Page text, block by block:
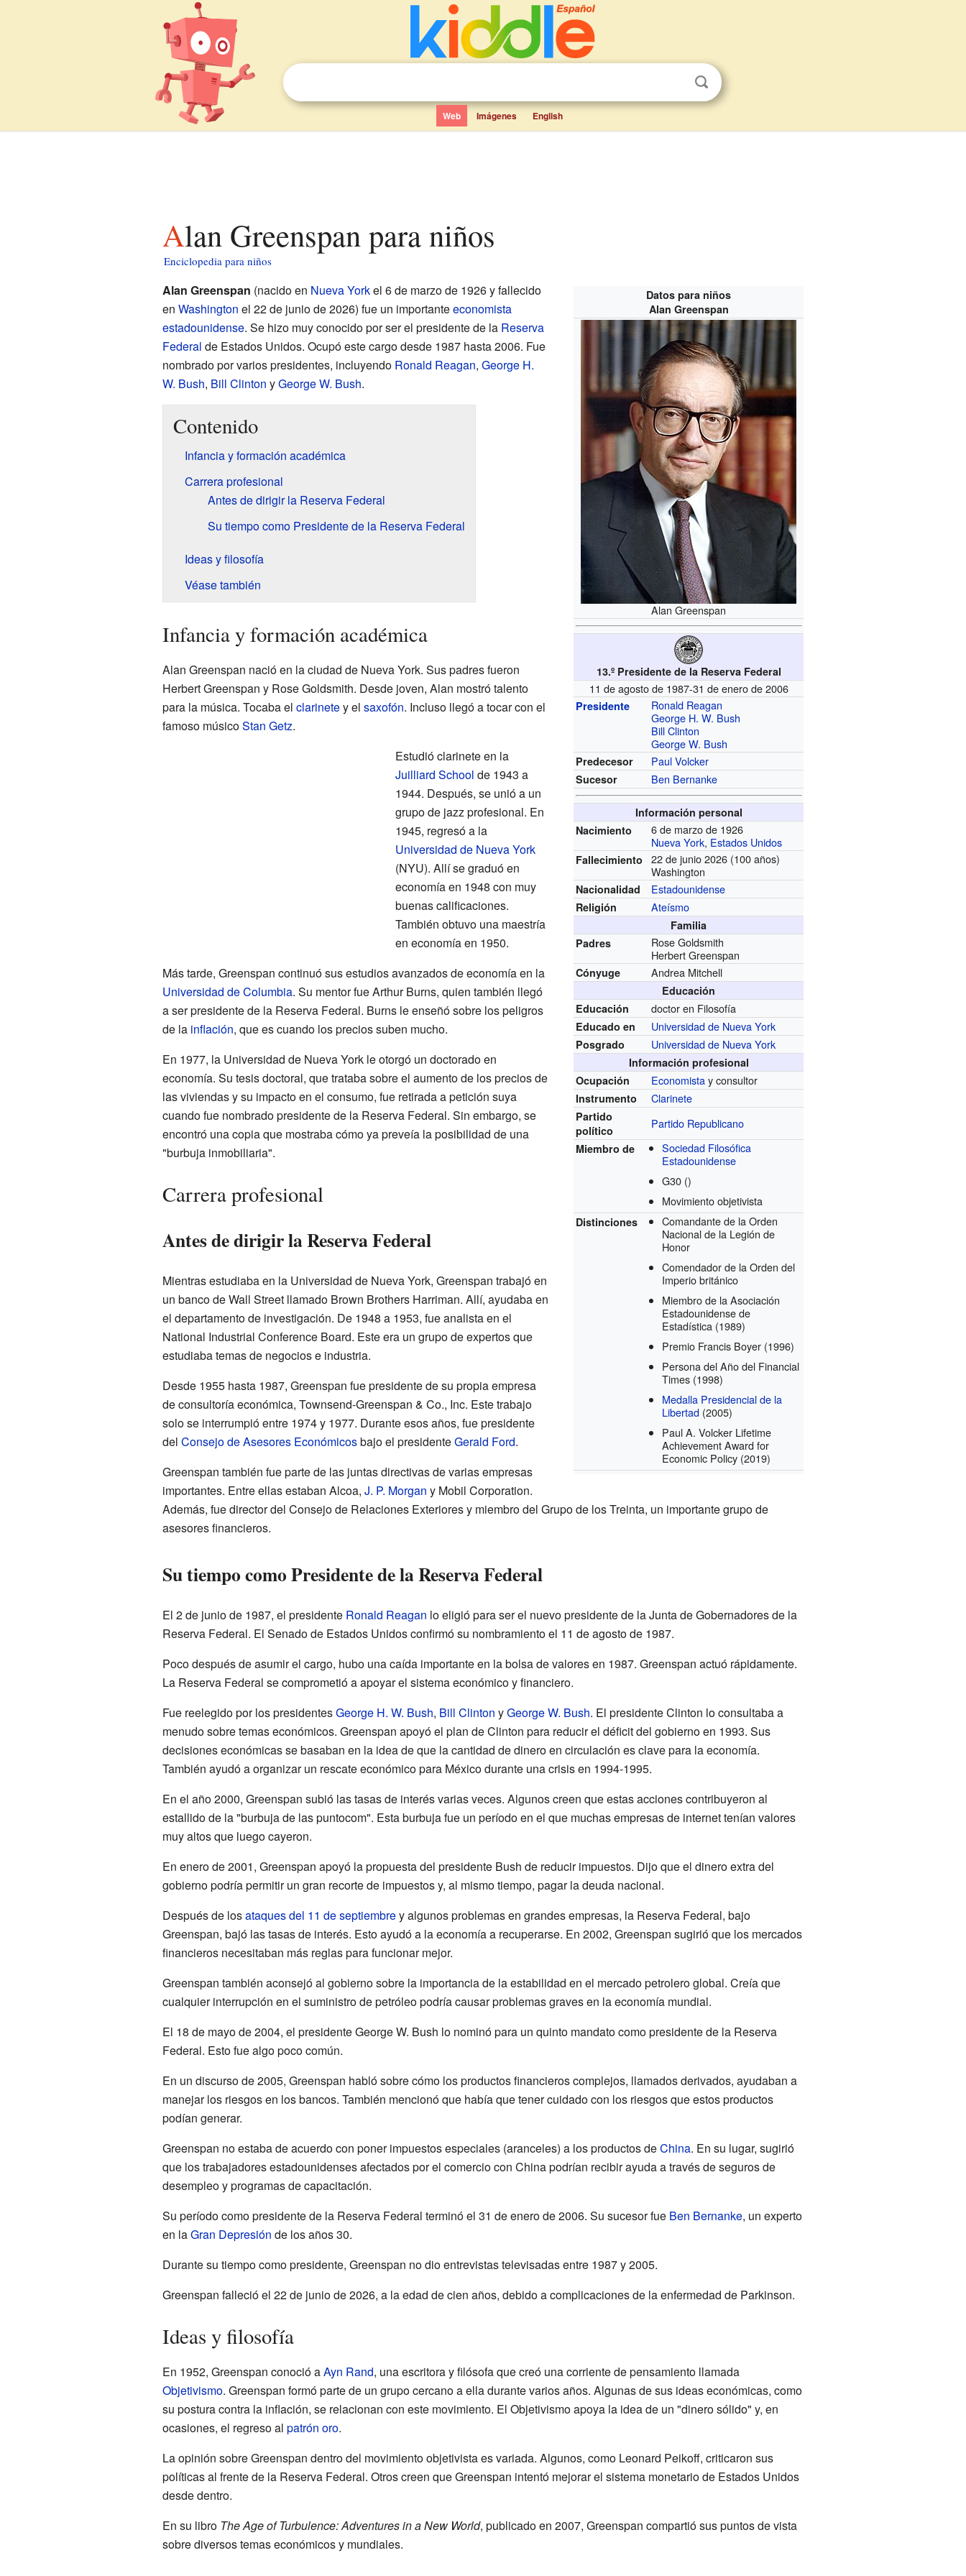
Web Imágenes English
Alan Greenspan para niños
Enciclopedia para niños
Datos para niños
Alan Greenspan
Alan Greenspan
13.º Presidente de la Reserva Federal
11 de agosto de 1987-31 de enero de 2006
Presidente
Ronald Reagan
George H. W. Bush
Bill Clinton
George W. Bush
Predecesor Paul Volcker
Sucesor Ben Bernanke
Información personal
Nacimiento
6 de marzo de 1926
Nueva York, Estados Unidos
Fallecimiento
22 de junio 2026 (100 años)
Washington
Nacionalidad Estadounidense
Religión Ateísmo
Familia
Padres
Rose Goldsmith
Herbert Greenspan
Cónyuge Andrea Mitchell
Educación
Educación
doctor en Filosofía
Educado en Universidad de Nueva York
Posgrado Universidad de Nueva York
Información profesional
Ocupación
Economistay consultor
Instrumento Clarinete
Partido
político
Partido Republicano
Miembro de
Sociedad Filosófica
Estadounidense
G30 ()
Movimiento objetivista
Distinciones
Comandante de la Orden
Nacional de la Legión de
Honor
Comendador de la Orden del
Imperio británico
Miembro de la Asociación
Estadounidense de
Estadística (1989)
Premio Francis Boyer (1996)
Persona del Año del Financial
Times (1998)
Medalla Presidencial de la
Libertad (2005)
Paul A. Volcker Lifetime
Achievement Award for
Economic Policy (2019)
Alan Greenspan (nacido en Nueva Yorkel 6 de marzo de 1926 y fallecido
en Washington el 22 de junio de 2026) fue un importanteeconomista
estadounidense. Se hizo muy conocido por ser el presidente de la Reserva
Federal de Estados Unidos. Ocupó este cargo desde 1987 hasta 2006. Fue
nombrado por varios presidentes, incluyendo Ronald Reagan, George H.
W. Bush, Bill Clinton yGeorge W. Bush.
Contenido
Infancia y formación académica
Carrera profesional
Antes de dirigir la Reserva Federal
Su tiempo como Presidente de la Reserva Federal
Ideas y filosofía
Véase también
Infancia y formación académica
Alan Greenspan nació en la ciudad de Nueva York. Sus padres fueron
Herbert Greenspan y Rose Goldsmith. Desde joven, Alan mostró talento
para la música. Tocaba el clarinetey el saxofón. Incluso llegó a tocar con el
famoso músicoStan Getz.
Estudió clarinete en la
Juilliard School de 1943 a
1944. Después, se unió a un
grupo de jazz profesional. En
1945, regresó a la
Universidad de Nueva York
(NYU). Allí se graduó en
economía en 1948 con muy
buenas calificaciones.
También obtuvo una maestría
en economía en 1950.
Más tarde, Greenspan continuó sus estudios avanzados de economía en la
Universidad de Columbia. Su mentor fue Arthur Burns, quien también llegó
a ser presidente de la Reserva Federal. Burns le enseñó sobre los peligros
de la inflación, que es cuando los precios suben mucho.
En 1977, la Universidad de Nueva York le otorgó un doctorado en
economía. Su tesis doctoral, que trataba sobre el aumento de los precios de
las viviendas y su impacto en el consumo, fue retirada a petición suya
cuando fue nombrado presidente de la Reserva Federal. Sin embargo, se
encontró una copia que mostraba cómo ya preveía la posibilidad de una
"burbuja inmobiliaria".
Carrera profesional
Antes de dirigir la Reserva Federal
Mientras estudiaba en la Universidad de Nueva York, Greenspan trabajó en
un banco de Wall Street llamado Brown Brothers Harriman. Allí, ayudaba en
el departamento de investigación. De 1948 a 1953, fue analista en el
National Industrial Conference Board. Este era un grupo de expertos que
estudiaba temas de negocios e industria.
Desde 1955 hasta 1987, Greenspan fue presidente de su propia empresa
de consultoría económica, Townsend-Greenspan & Co., Inc. Este trabajo
solo se interrumpió entre 1974 y 1977. Durante esos años, fue presidente
del Consejo de Asesores Económicosbajo el presidenteGerald Ford.
Greenspan también fue parte de las juntas directivas de varias empresas
importantes. Entre ellas estaban Alcoa, J. P. Morgan y Mobil Corporation.
Además, fue director del Consejo de Relaciones Exteriores y miembro del Grupo de los Treinta, un importante grupo de
asesores financieros.
Su tiempo como Presidente de la Reserva Federal
El 2 de junio de 1987, el presidente Ronald Reagan lo eligió para ser el nuevo presidente de la Junta de Gobernadores de la
Reserva Federal. El Senado de Estados Unidos confirmó su nombramiento el 11 de agosto de 1987.
Poco después de asumir el cargo, hubo una caída importante en la bolsa de valores en 1987. Greenspan actuó rápidamente.
La Reserva Federal se comprometió a apoyar el sistema económico y financiero.
Fue reelegido por los presidentesGeorge H. W. Bush, Bill Clinton yGeorge W. Bush. El presidente Clinton lo consultaba a
menudo sobre temas económicos. Greenspan apoyó el plan de Clinton para reducir el déficit del gobierno en 1993. Sus
decisiones económicas se basaban en la idea de que la cantidad de dinero en circulación es clave para la economía.
También ayudó a organizar un rescate económico para México durante una crisis en 1994-1995.
En el año 2000, Greenspan subió las tasas de interés varias veces. Algunos creen que estas acciones contribuyeron al
estallido de la "burbuja de las puntocom". Esta burbuja fue un período en el que muchas empresas de internet tenían valores
muy altos que luego cayeron.
En enero de 2001, Greenspan apoyó la propuesta del presidente Bush de reducir impuestos. Dijo que el dinero extra del
gobierno podría permitir un gran recorte de impuestos y, al mismo tiempo, pagar la deuda nacional.
Después de losataques del 11 de septiembrey algunos problemas en grandes empresas, la Reserva Federal, bajo
Greenspan, bajó las tasas de interés. Esto ayudó a la economía a recuperarse. En 2002, Greenspan sugirió que los mercados
financieros necesitaban más reglas para funcionar mejor.
Greenspan también aconsejó al gobierno sobre la importancia de la estabilidad en el mercado petrolero global. Creía que
cualquier interrupción en el suministro de petróleo podría causar problemas graves en la economía mundial.
El 18 de mayo de 2004, el presidente George W. Bush lo nominó para un quinto mandato como presidente de la Reserva
Federal. Esto fue algo poco común.
En un discurso de 2005, Greenspan habló sobre cómo los productos financieros complejos, llamados derivados, ayudaban a
manejar los riesgos en los bancos. También mencionó que había que tener cuidado con los riesgos que estos productos
podían generar.
Greenspan no estaba de acuerdo con poner impuestos especiales (aranceles) a los productos deChina. En su lugar, sugirió
que los trabajadores estadounidenses afectados por el comercio con China podrían recibir ayuda a través de seguros de
desempleo y programas de capacitación.
Su período como presidente de la Reserva Federal terminó el 31 de enero de 2006. Su sucesor fue Ben Bernanke, un experto
en laGran Depresión de los años 30.
Durante su tiempo como presidente, Greenspan no dio entrevistas televisadas entre 1987 y 2005.
Greenspan falleció el 22 de junio de 2026, a la edad de cien años, debido a complicaciones de la enfermedad de Parkinson.
Ideas y filosofía
En 1952, Greenspan conoció aAyn Rand, una escritora y filósofa que creó una corriente de pensamiento llamada
Objetivismo. Greenspan formó parte de un grupo cercano a ella durante varios años. Algunas de sus ideas económicas, como
su postura contra la inflación, se relacionan con este movimiento. El Objetivismo apoya la idea de un "dinero sólido" y, en
ocasiones, el regreso al patrón oro.
La opinión sobre Greenspan dentro del movimiento objetivista es variada. Algunos, como Leonard Peikoff, criticaron sus
políticas al frente de la Reserva Federal. Otros creen que Greenspan intentó mejorar el sistema monetario de Estados Unidos
desde dentro.
En su libro The Age of Turbulence: Adventures in a New World, publicado en 2007, Greenspan compartió sus puntos de vista
sobre diversos temas económicos y mundiales.